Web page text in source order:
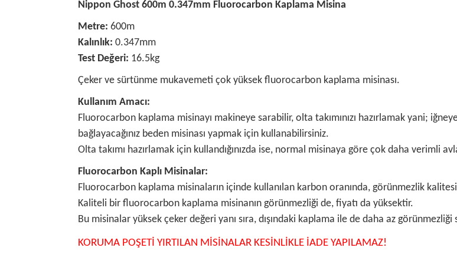
Nippon Ghost 600m 0.347mm Fluorocarbon Kaplama Misina
Metre: 600m
Kalınlık: 0.347mm
Test Değeri: 16.5kg
Çeker ve sürtünme mukavemeti çok yüksek fluorocarbon kaplama misinası.
Kullanım Amacı:
Fluorocarbon kaplama misinayı makineye sarabilir, olta takımınızı hazırlamak yani;
bağlayacağınız beden misinası yapmak için kullanabilirsiniz.
Olta takımı hazırlamak için kullandığınızda ise, normal misinaya göre çok daha verimli
Fluorocarbon Kaplı Misinalar:
Fluorocarbon kaplama misinaların içinde kullanılan karbon oranında, görünmezlik
Kaliteli bir fluorocarbon kaplama misinanın görünmezliği de, fiyatı da yüksektir.
Bu misinalar yüksek çeker değeri yanı sıra, dışındaki kaplama ile de daha az
KORUMA POŞETİ YIRTILAN MİSİNALAR KESİNLİKLE İADE YAPILAMAZ!